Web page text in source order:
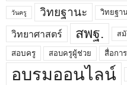
วันครู วิทยฐานะ วิทยฐา
วิทยาศาสตร์ สพฐ. ส
สอบครู สอบครูผู้ช่วย สื่อกา
อบรมออนไลน์